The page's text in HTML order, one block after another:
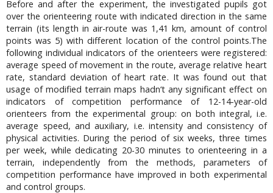
Before and after the experiment, the investigated pupils got
over the orienteering route with indicated direction in the same
terrain (its length in air-route was 1,41 km, amount of control
points was 5) with different location of the control points.The
following individual indicators of the orienteers were registered:
average speed of movement in the route, average relative heart
rate, standard deviation of heart rate. It was found out that
usage of modified terrain maps hadn‘t any significant effect on
indicators of competition performance of 12-14-year-old
orienteers from the experimental group: on both integral, i.e.
average speed, and auxiliary, i.e. intensity and consistency of
physical activities. During the period of six weeks, three times
per week, while dedicating 20-30 minutes to orienteering in a
terrain, independently from the methods, parameters of
competition performance have improved in both experimental
and control groups.